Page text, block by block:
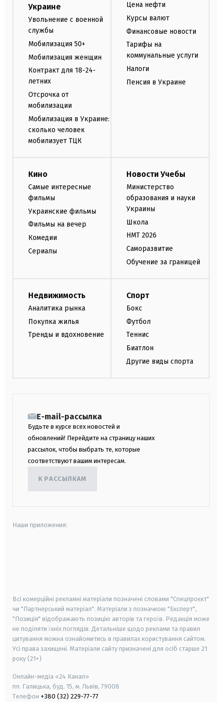
Украине
Увольнение с военной
службы
Мобилизация 50+
Мобилизация женщин
Контракт для 18-24-
летних
Отсрочка от
мобилизации
Мобилизация в Украине:
сколько человек
мобилизует ТЦК
Цена нефти
Курсы валют
Финансовые новости
Тарифы на
коммунальные услуги
Налоги
Пенсия в Украине
Кино
Самые интересные
фильмы
Украинские фильмы
Фильмы на вечер
Комедии
Сериалы
Новости Учебы
Министерство
образования и науки
Украины
Школа
НМТ 2026
Саморазвитие
Обучение за границей
Недвижимость
Аналитика рынка
Покупка жилья
Тренды и вдохновение
Спорт
Бокс
Футбол
Теннис
Биатлон
Другие виды спорта
E-mail-рассылка
Будьте в курсе всех новостей и
обновлений! Перейдите на страницу наших
рассылок, чтобы выбрать те, которые
соответствуют вашим интересам.
К РАССЫЛКАМ
Наши приложения:
Всі комерційні рекламні матеріали позначені словами "Спецпроєкт"
чи "Партнерський матеріал". Матеріали з позначкою "Експерт",
"Позиція" відображають позицію авторів та героїв. Редакція може
не поділяти їхніх поглядів. Детальніше щодо реклами та правил
цитування можна ознайомитись в правилах користування сайтом.
Усі права захищені. Матеріали сайту призначені для осіб старше 21
року (21+)
Онлайн-медіа «24 Канал»
пл. Галицька, буд. 15, м. Львів, 79008
Телефон +380 (32) 229-77-77